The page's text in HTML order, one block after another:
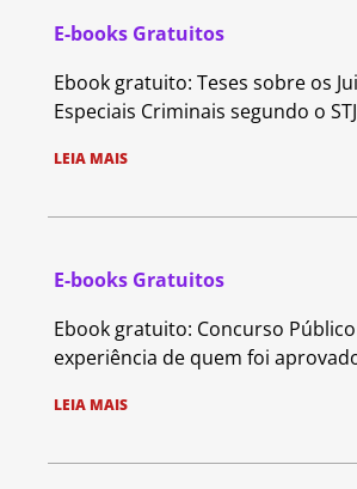
E-books Gratuitos
Ebook gratuito: Teses sobre os
Especiais Criminais segundo o STJ
LEIA MAIS
E-books Gratuitos
Ebook gratuito: Concurso Público
experiência de quem foi
LEIA MAIS